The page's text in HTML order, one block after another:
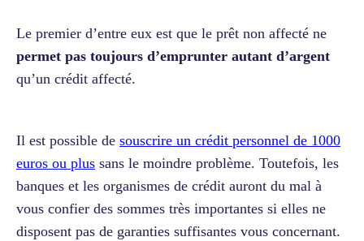
Le premier d’entre eux est que le prêt non affecté ne
permet pas toujours d’emprunter autant d’argent
qu’un crédit affecté.
Il est possible de souscrire un crédit personnel de 1000
euros ou plus sans le moindre problème. Toutefois, les
banques et les organismes de crédit auront du mal à
vous confier des sommes très importantes si elles ne
disposent pas de garanties suffisantes vous concernant.